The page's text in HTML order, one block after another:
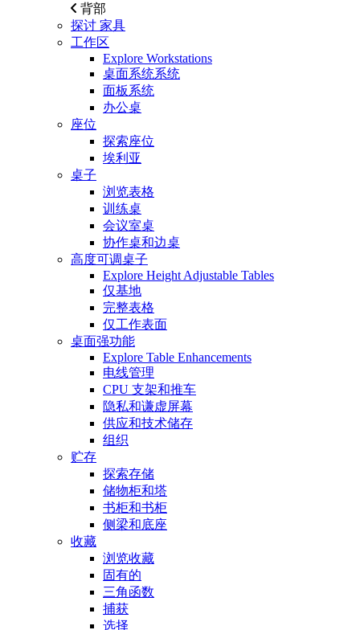
背部
探讨 家具
工作区
Explore Workstations
桌面系统系统
面板系统
办公桌
座位
探索座位
埃利亚
桌子
浏览表格
训练桌
会议室桌
协作桌和边桌
高度可调桌子
Explore Height Adjustable Tables
仅基地
完整表格
仅工作表面
桌面强功能
Explore Table Enhancements
电线管理
CPU 支架和推车
隐私和谦虚屏幕
供应和技术储存
组织
贮存
探索存储
储物柜和塔
书柜和书柜
侧梁和底座
收藏
浏览收藏
固有的
三角函数
捕获
选择